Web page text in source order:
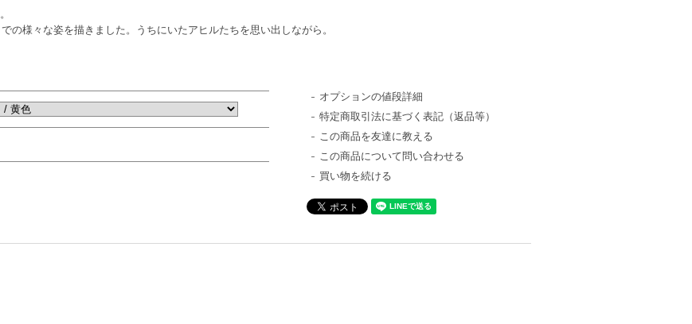
の様々な姿を描きました。うちにいたアヒルたちを思い出しながら。
オプションの値段詳細
特定商取引法に基づく表記（返品等）
この商品を友達に教える
この商品について問い合わせる
買い物を続ける